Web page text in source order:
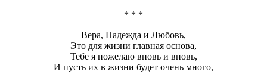
* * *
Вера, Надежда и Любовь,
Это для жизни главная основа,
Тебе я пожелаю вновь и вновь,
И пусть их в жизни будет очень много,